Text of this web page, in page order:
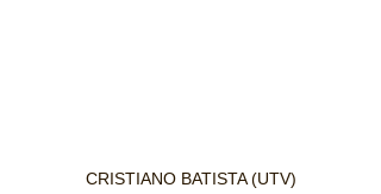
CRISTIANO BATISTA (UTV)